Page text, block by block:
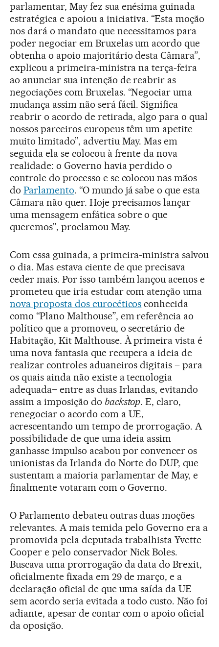
parlamentar, May fez sua enésima guinada
estratégica e apoiou a iniciativa. “Esta moção
nos dará o mandato que necessitamos para
poder negociar em Bruxelas um acordo que
obtenha o apoio majoritário desta Câmara”,
explicou a primeira-ministra na terça-feira
ao anunciar sua intenção de reabrir as
negociações com Bruxelas. “Negociar uma
mudança assim não será fácil. Significa
reabrir o acordo de retirada, algo para o qual
nossos parceiros europeus têm um apetite
muito limitado”, advertiu May. Mas em
seguida ela se colocou à frente da nova
realidade: o Governo havia perdido o
controle do processo e se colocou nas mãos
do Parlamento. “O mundo já sabe o que esta
Câmara não quer. Hoje precisamos lançar
uma mensagem enfática sobre o que
queremos”, proclamou May.
Com essa guinada, a primeira-ministra salvou
o dia. Mas estava ciente de que precisava
ceder mais. Por isso também lançou acenos e
prometeu que iria estudar com atenção uma
nova proposta dos eurocéticos conhecida
como “Plano Malthouse”, em referência ao
político que a promoveu, o secretário de
Habitação, Kit Malthouse. À primeira vista é
uma nova fantasia que recupera a ideia de
realizar controles aduaneiros digitais – para
os quais ainda não existe a tecnologia
adequada– entre as duas Irlandas, evitando
assim a imposição do backstop. E, claro,
renegociar o acordo com a UE,
acrescentando um tempo de prorrogação. A
possibilidade de que uma ideia assim
ganhasse impulso acabou por convencer os
unionistas da Irlanda do Norte do DUP, que
sustentam a maioria parlamentar de May, e
finalmente votaram com o Governo.
O Parlamento debateu outras duas moções
relevantes. A mais temida pelo Governo era a
promovida pela deputada trabalhista Yvette
Cooper e pelo conservador Nick Boles.
Buscava uma prorrogação da data do Brexit,
oficialmente fixada em 29 de março, e a
declaração oficial de que uma saída da UE
sem acordo seria evitada a todo custo. Não foi
adiante, apesar de contar com o apoio oficial
da oposição.